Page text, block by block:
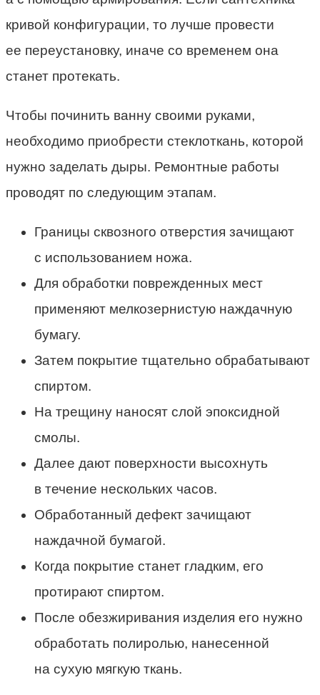
кривой конфигурации, то лучше провести
ее переустановку, иначе со временем она
станет протекать.
Чтобы починить ванну своими руками,
необходимо приобрести стеклоткань, которой
нужно заделать дыры. Ремонтные работы
проводят по следующим этапам.
Границы сквозного отверстия зачищают
с использованием ножа.
Для обработки поврежденных мест
применяют мелкозернистую наждачную
бумагу.
Затем покрытие тщательно обрабатывают
спиртом.
На трещину наносят слой эпоксидной
смолы.
Далее дают поверхности высохнуть
в течение нескольких часов.
Обработанный дефект зачищают
наждачной бумагой.
Когда покрытие станет гладким, его
протирают спиртом.
После обезжиривания изделия его нужно
обработать полиролью, нанесенной
на сухую мягкую ткань.